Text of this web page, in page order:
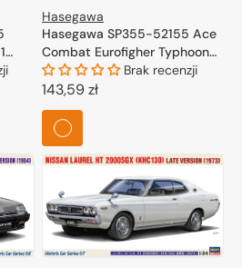
Hasegawa
Hasegawa SP355-52155 Ace
Combat Eurofigher Typhoon
Single Seater "UPEO" 1/72
Brak recenzji
Cena
regularna
143,59 zł